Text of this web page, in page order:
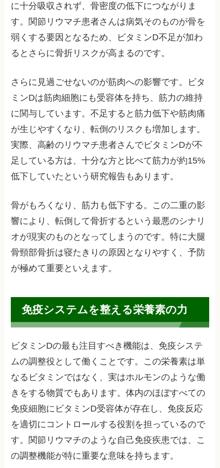
に十分吸収されず、骨密度の低下につながりま
す。関節リウマチ患者さんは病気そのものが骨を
弱くする要因となるため、ビタミンD不足が加わ
るとさらに骨折リスクが高まるのです。
さらに見過ごせないのが筋肉への影響です。ビタ
ミンDは筋肉細胞にも受容体を持ち、筋力の維持
に関与しています。不足すると筋力低下や筋肉痛
が生じやすくなり、転倒のリスクも増加します。
実際、高齢のリウマチ患者さんでビタミンDが不
足している方は、十分な方と比べて筋力が約15%
低下していたという研究報告もあります。
骨がもろくなり、筋力も低下する。この二重の影
響により、転倒して骨折するという最悪のシナリ
オが現実のものとなってしまうのです。特に大腿
骨頸部骨折は寝たきりの原因となりやすく、予防
が極めて重要といえます。
免疫システムを整える栄養素の力
ビタミンDの最も注目すべき機能は、免疫システ
ムの調整役として働くことです。この栄養素は単
なるビタミンではなく、実はホルモンのような働
きをする物質でもあります。体内のほぼすべての
免疫細胞にビタミンD受容体が存在し、免疫反応
を適切にコントロールする役割を担っているので
す。関節リウマチのような自己免疫疾患では、こ
の調整機能が特に重要な意味を持ちます。